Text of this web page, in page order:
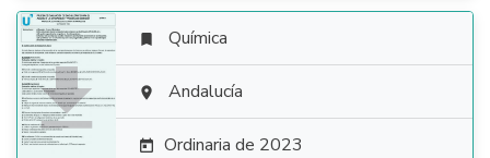

 Química
 Andalucía
 Ordinaria de 2023